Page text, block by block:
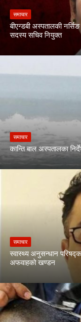
समाचार
बीएन्डबी अस्पतालकी
सदस्य सचिव नियुक्त
समाचार
कान्ति बाल अस्पतालका
समाचार
स्वास्थ्य अनुसन्धान
अफवाहको खण्डन